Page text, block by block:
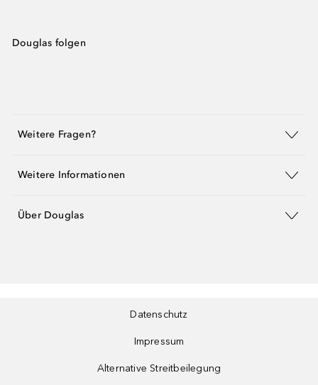
Douglas folgen
Weitere Fragen?
Weitere Informationen
Über Douglas
Datenschutz
Impressum
Alternative Streitbeilegung